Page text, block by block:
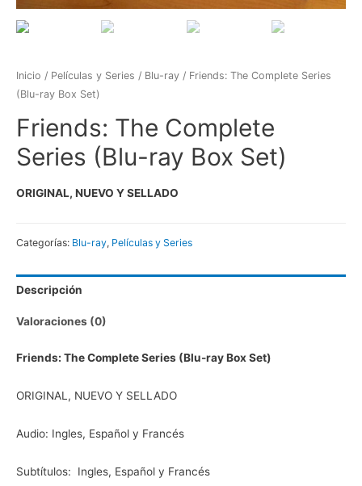
Inicio / Películas y Series / Blu-ray / Friends: The Complete Series
(Blu-ray Box Set)
Friends: The Complete
Series (Blu-ray Box Set)
ORIGINAL, NUEVO Y SELLADO
Categorías: Blu-ray, Películas y Series
Descripción
Valoraciones (0)
Friends: The Complete Series (Blu-ray Box Set)
ORIGINAL, NUEVO Y SELLADO
Audio: Ingles, Español y Francés
Subtítulos: Ingles, Español y Francés